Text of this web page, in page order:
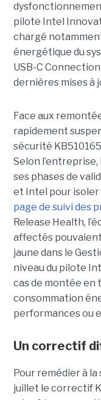
pilote Intel
chargé
énergétique du
USB-C
dernières mises à
Face aux
rapidement
sécurité
Selon l’entreprise,
ses phases de
et Intel pour isoler
page de suivi des
Release Health,
affectés
jaune dans le
niveau du pilote
cas de montée en
consommation
performances ou
Un correctif
Pour remédier à
juillet le correctif